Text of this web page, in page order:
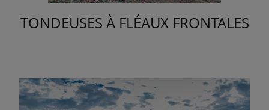
TONDEUSES À FLÉAUX FRONTALES